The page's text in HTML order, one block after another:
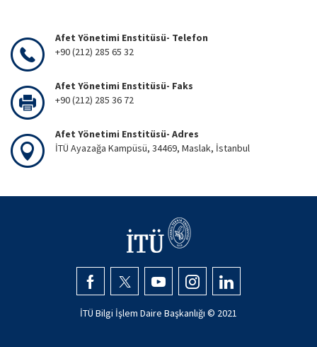
Afet Yönetimi Enstitüsü- Telefon
+90 (212) 285 65 32
Afet Yönetimi Enstitüsü- Faks
+90 (212) 285 36 72
Afet Yönetimi Enstitüsü- Adres
İTÜ Ayazağa Kampüsü, 34469, Maslak, İstanbul
İTÜ Bilgi İşlem Daire Başkanlığı © 2021